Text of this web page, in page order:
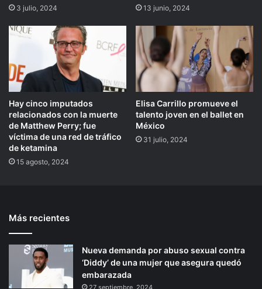
3 julio, 2024 13 junio, 2024
Hay cinco imputados
relacionados con la muerte
de Matthew Perry; fue
víctima de una red de tráfico
de ketamina
15 agosto, 2024
Elisa Carrillo promueve el
talento joven en el ballet en
México
31 julio, 2024
Más recientes
Nueva demanda por abuso sexual contra
‘Diddy’ de una mujer que asegura quedó
embarazada